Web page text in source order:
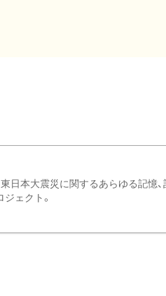
本大震災に関するあらゆる記憶、
ェクト。